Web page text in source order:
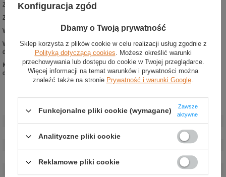
Zaprojektowane zgodnie z najnowszą homologacją FIA 8856-2018
Zewnętrzne szwy redukują ucisk i zapewniają lepsze dopasowanie
Wstępnie zakrzywione palce poprawiają uchwyt na kierownicy
Wnętrze rękawic pokryte lateksem zapobiegającym ślizganiu się rękawic na
dłoni
Kciuk i palec wskazujący wykończone materiałem kompatybilnym z ekranami
dotykowymi
Stan:
Nowy
Homologacja
Homologacja FIA
Konfiguracja zgód
Dbamy o Twoją prywatność
Sklep korzysta z plików cookie w celu realizacji usług zgodnie z
Polityką dotyczącą cookies. Możesz określić warunki
przechowywania lub dostępu do cookie w Twojej przeglądarce.
Więcej informacji na temat warunków i prywatności można
znaleźć także na stronie Prywatność i warunki Google.
Funkcjonalne pliki cookie (wymagane)
Zawsze
aktywne
Analityczne pliki cookie
Reklamowe pliki cookie